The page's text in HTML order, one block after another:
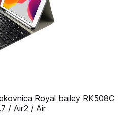
Royal bailey RK508C
/ Air2 / Air